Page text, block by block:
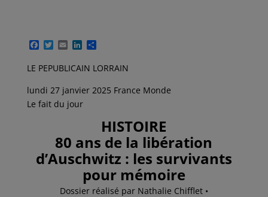
F
c
e
o
o
T
i
t
e
r
E
a
i
L
n
k
d
I
P
r
t
g
LE PEPUBLICAIN LORRAIN
lundi 27 janvier 2025 France Monde
Le fait du jour
HISTOIRE
80 ans de la libération
d’Auschwitz : les survivants
pour mémoire
Dossier réalisé par Nathalie Chifflet •